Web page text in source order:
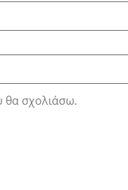
θα σχολιάσω.